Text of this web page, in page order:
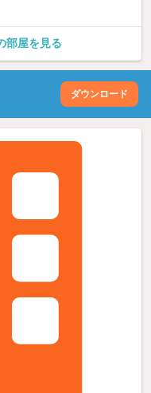
部屋を見る
ダウンロード